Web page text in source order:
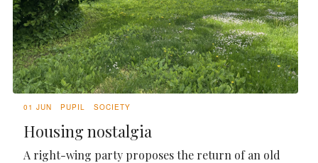
01 JUN PUPIL SOCIETY
Housing nostalgia
A right-wing party proposes the return of an old